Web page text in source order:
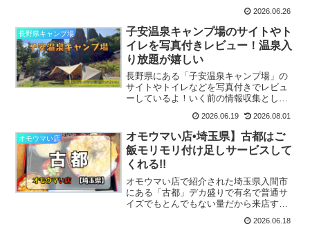
2026.06.26
長野県キャンプ場
子安温泉キャンプ場のサイトやト
イレを写真付きレビュー！温泉入
り放題が嬉しい
長野県にある「子安温泉キャンプ場」の
サイトやトイレなどを写真付きでレビュ
ーしているよ！いく前の情報収集として
2026.06.19 2026.08.01
オモウマい店
オモウマい店•埼玉県】古都はご
飯モリモリ付け足しサービスして
くれる!!
オモウマい店で紹介された埼玉県入間市
にある「古都」デカ盛りで有名で普通サ
イズでもとんでもない量だから来店する
2026.06.18